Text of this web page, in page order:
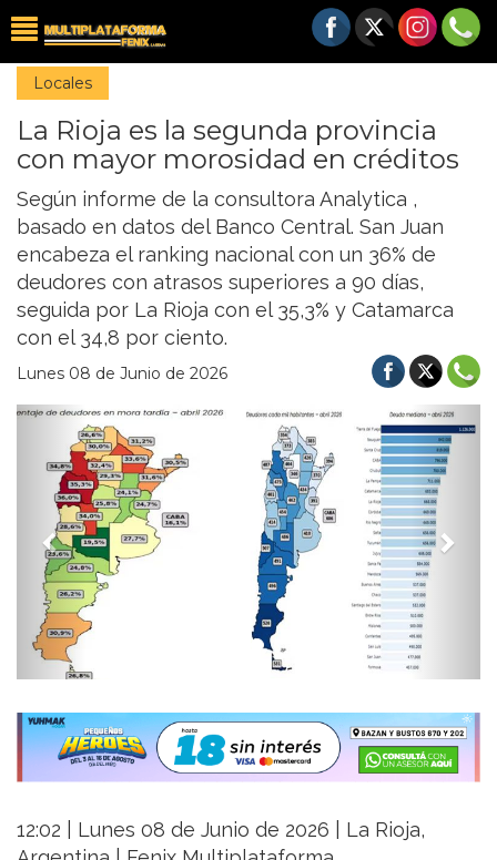
Locales
La Rioja es la segunda provincia
con mayor morosidad en créditos
Según informe de la consultora Analytica ,
basado en datos del Banco Central. San Juan
encabeza el ranking nacional con un 36% de
deudores con atrasos superiores a 90 días,
seguida por La Rioja con el 35,3% y Catamarca
con el 34,8 por ciento.
Lunes 08 de Junio de 2026
Previous Next
12:02 | Lunes 08 de Junio de 2026 | La Rioja,